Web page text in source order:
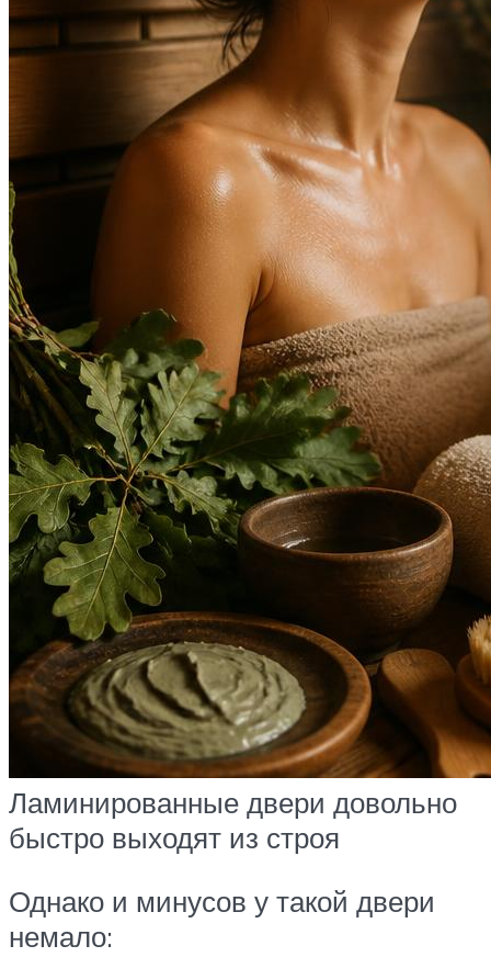
Ламинированные двери довольно
быстро выходят из строя
Однако и минусов у такой двери
немало: